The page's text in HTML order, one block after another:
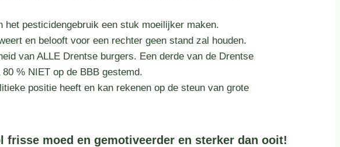
pesticidengebruik een stuk moeilijker maken.
en belooft voor een rechter geen stand zal houden.
van ALLE Drentse burgers. Een derde van de Drentse
% NIET op de BBB gestemd.
positie heeft en kan rekenen op de steun van grote
frisse moed en gemotiveerder en sterker dan ooit!